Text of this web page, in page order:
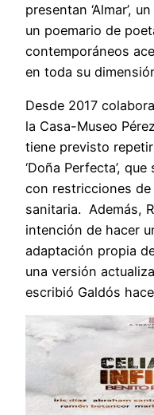
presentan ‘Almar’,
un poemario de
contemporáneos
en toda su
Desde 2017
la Casa-Museo
tiene previsto
‘Doña Perfecta’,
con restricciones
sanitaria. Además,
intención de hacer
adaptación propia
una versión
escribió Galdós